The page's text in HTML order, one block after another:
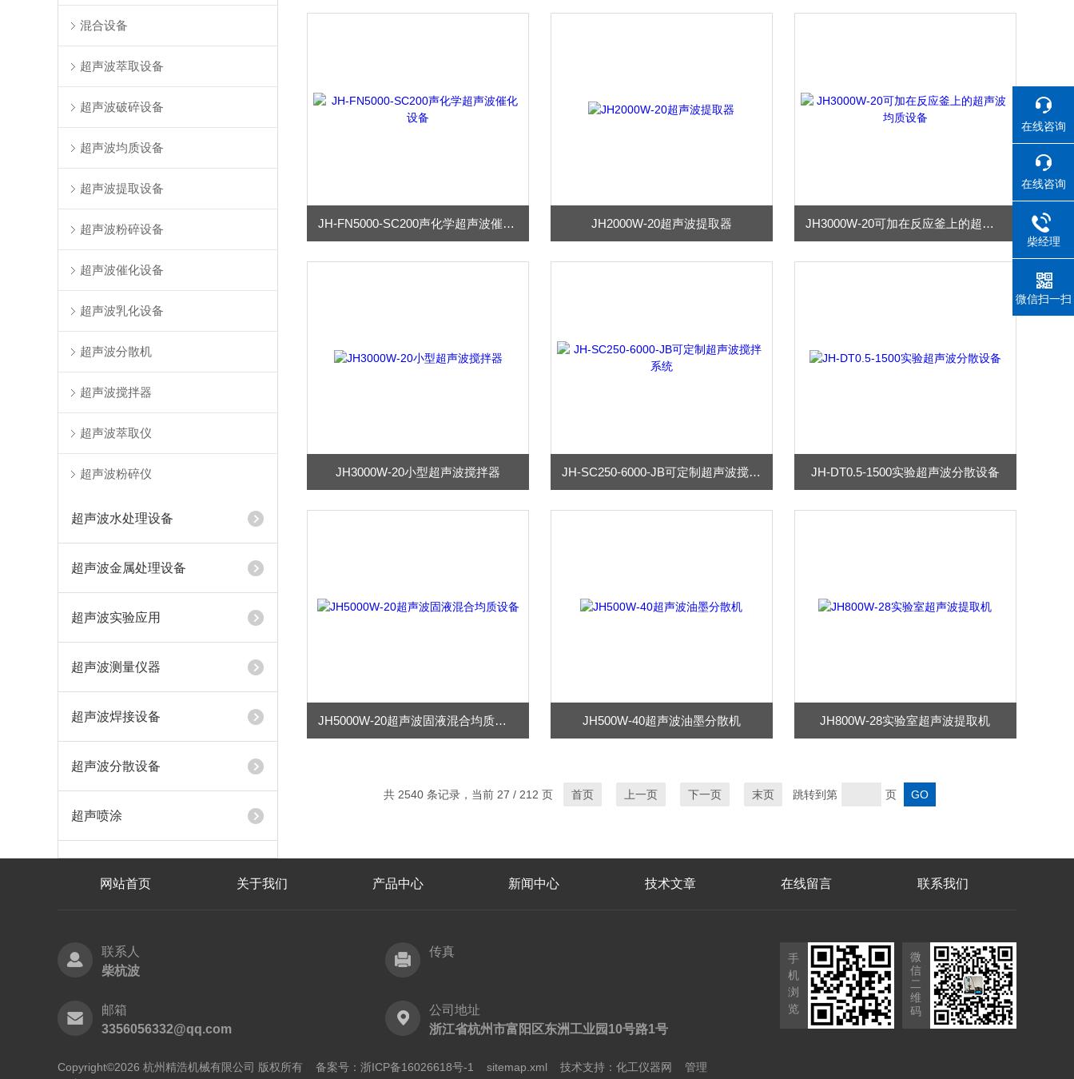
混合设备
超声波萃取设备
超声波破碎设备
超声波均质设备
超声波提取设备
超声波粉碎设备
超声波催化设备
超声波乳化设备
超声波分散机
超声波搅拌器
超声波萃取仪
超声波粉碎仪
超声波水处理设备
超声波金属处理设备
超声波实验应用
超声波测量仪器
超声波焊接设备
超声波分散设备
超声喷涂
JH-FN5000-SC200声化学超声波催化设备 JH2000W-20超声波提取器 JH3000W-20可加在反应釜上的超声波均质设备
JH3000W-20小型超声波搅拌器 JH-SC250-6000-JB可定制超声波搅拌系统 JH-DT0.5-1500实验超声波分散设备
JH5000W-20超声波固液混合均质设备 JH500W-40超声波油墨分散机 JH800W-28实验室超声波提取机
共 2540 条记录，当前 27 / 212 页 首页 上一页 下一页 末页 跳转到第 页
网站首页 关于我们 产品中心 新闻中心 技术文章 在线留言 联系我们
联系人
柴杭波
传真
邮箱
3356056332@qq.com
公司地址
浙江省杭州市富阳区东洲工业园10号路1号
手
机
浏
览
微
信
二
维
码
Copyright©2026 杭州精浩机械有限公司 版权所有 备案号：浙ICP备16026618号-1 sitemap.xml 技术支持： 化工仪器网
管理
在线咨询
在线咨询
柴经理
微信扫一扫